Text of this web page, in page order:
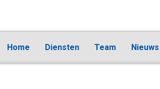
Home Diensten Team Nieuws